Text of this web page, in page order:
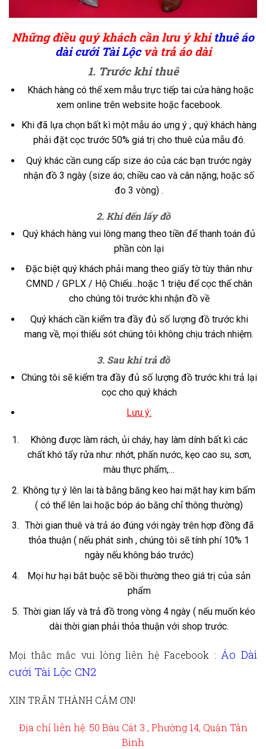
Những điều quý khách cần lưu ý khi thuê áo
dài cướiTài Lộcvà trả áo dài
1. Trước khi thuê
Khách hàng có thể xem mẫu trực tiếp tai cửa hàng hoặc
xem online trên website hoặc facebook.
Khi đã lựa chọn bất kì một mẫu áo ưng ý , quý khách hàng
phải đặt cọc trước 50% giá trị cho thuê của mẫu đó.
Quý khác cần cung cấp size áo của các bạn trước ngày
nhận đồ 3 ngày (size áo; chiều cao và cân nặng; hoặc số
đo 3 vòng) .
2. Khi đến lấy đồ
Quý khách hàng vui lòng mang theo tiền để thanh toán đủ
phần còn lại
Đặc biệt quý khách phải mang theo giấy tờ tùy thân như
CMND / GPLX / Hộ Chiếu…hoặc 1 triệu để cọc thế chân
cho chúng tôi trước khi nhận đồ về
Quý khách cần kiểm tra đầy đủ số lượng đồ trước khi
mang về, mọi thiếu sót chúng tôi không chịu trách nhiệm.
3. Sau khi trả đồ
Chúng tôi sẽ kiểm tra đầy đủ số lượng đồ trước khi trả lại
cọc cho quý khách
Lưu ý:
Không được làm rách, ủi cháy, hay làm dính bất kì các
chất khó tẩy rửa như: nhớt, phấn nước, kẹo cao su, sơn,
màu thực phẩm,…
Không tự ý lên lai tà bằng băng keo hai mặt hay kim bấm
( có thể lên lai hoặc bóp áo bằng chỉ thông thường)
Thời gian thuê và trả áo đúng với ngày trên hợp đồng đã
thỏa thuận ( nếu phát sinh , chúng tôi sẽ tính phí 10% 1
ngày nếu không báo trước)
Mọi hư hại bắt buộc sẽ bồi thường theo giá trị của sản
phẩm
Thời gian lấy và trả đồ trong vòng 4 ngày ( nếu muốn kéo
dài thời gian phải thỏa thuận với shop trước.
Mọi thắc mắc vui lòng liên hệFacebook : Áo Dài
cưới Tài Lộc CN2
XIN TRÂN THÀNH CẢM ƠN!
Địa chỉ liên hệ: 50 Bàu Cát 3 , Phường 14, Quận Tân
Bình